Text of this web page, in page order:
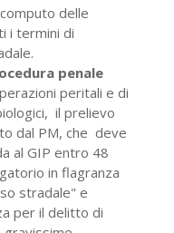
delle
i termini di
penale
peritali e di
il prelievo
dal PM, che deve
al GIP entro 48
in flagranza
stradale" e
per il delitto di